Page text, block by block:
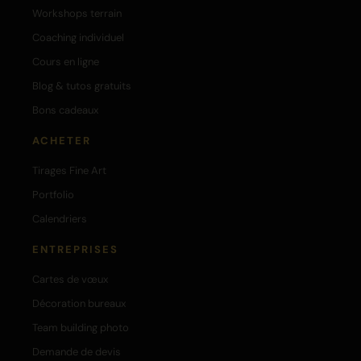
Workshops terrain
Coaching individuel
Cours en ligne
Blog & tutos gratuits
Bons cadeaux
ACHETER
Tirages Fine Art
Portfolio
Calendriers
ENTREPRISES
Cartes de vœux
Décoration bureaux
Team building photo
Demande de devis